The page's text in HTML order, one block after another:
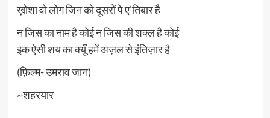
ख़ोशा वो लोग जिन को दूसरों पे ए’तिबार है
न जिस का नाम है कोई न जिस की शक्ल है कोई
इक ऐसी शय का क्यूँ हमें अज़ल से इंतिज़ार है
(फ़िल्म- उमराव जान)
~शहरयार